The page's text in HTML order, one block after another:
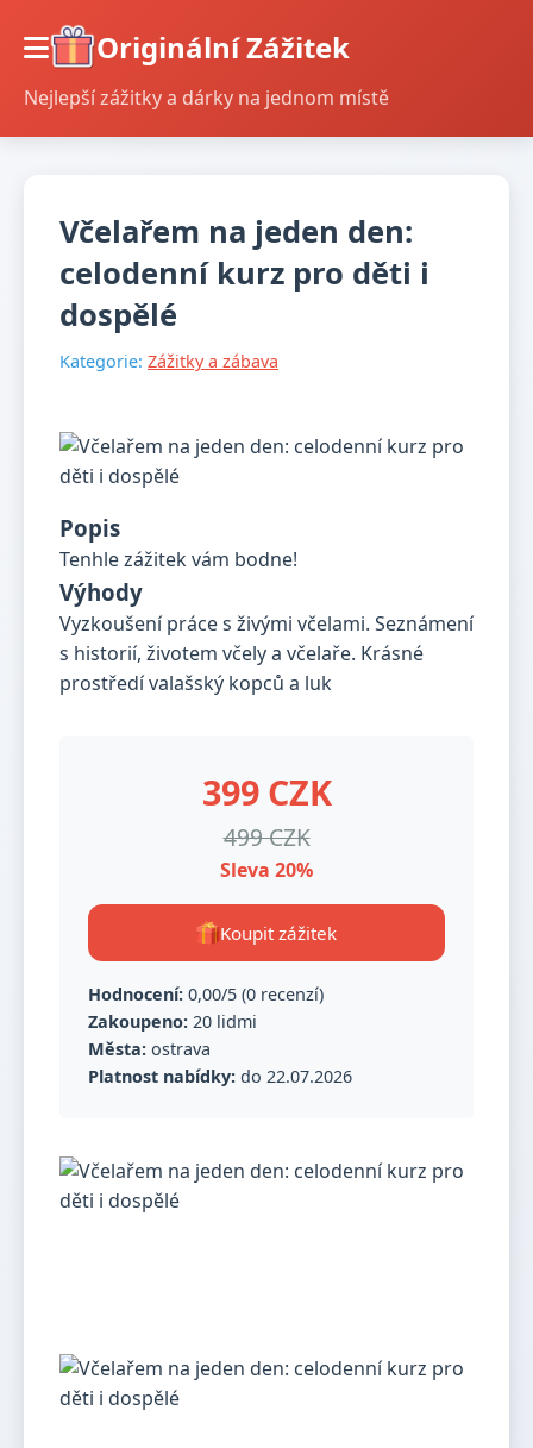
Originální Zážitek
Nejlepší zážitky a dárky na jednom místě
Včelařem na jeden den:
celodenní kurz pro děti i
dospělé
Kategorie: Zážitky a zábava
Popis
Tenhle zážitek vám bodne!
Výhody
Vyzkoušení práce s živými včelami. Seznámení
s historií, životem včely a včelaře. Krásné
prostředí valašský kopců a luk
399 CZK
499 CZK
Sleva 20%
Koupit zážitek
Hodnocení: 0,00/5 (0 recenzí)
Zakoupeno: 20 lidmi
Města: ostrava
Platnost nabídky: do 22.07.2026